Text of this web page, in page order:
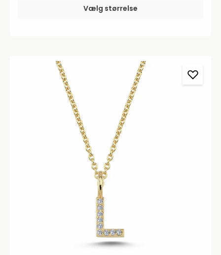
Vælg størrelse